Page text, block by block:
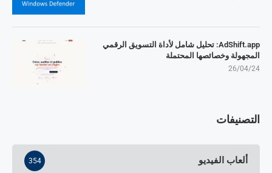
AdShift.app: تحليل شامل لأداة التسويق الرقمي
المجهولة وخصائصها المحتملة
26/04/24
التصنيفات
ألعاب الفيديو 354